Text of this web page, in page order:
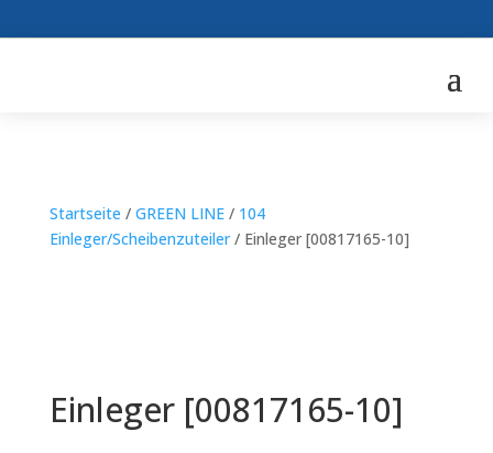
Startseite / GREEN LINE/ 104
Einleger/Scheibenzuteiler/ Einleger [00817165-10]
Einleger [00817165-10]